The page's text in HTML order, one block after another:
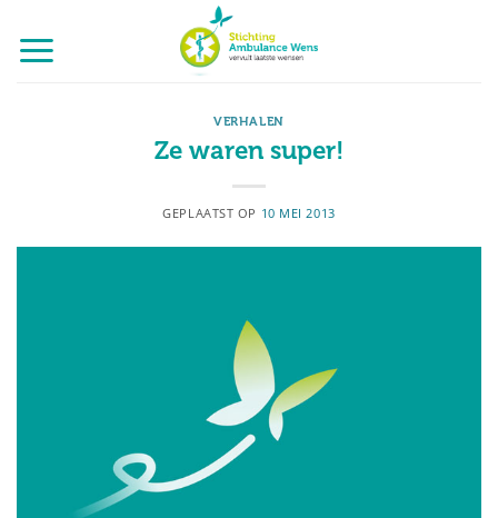
naar
inhoud
VERHALEN
Ze waren super!
GEPLAATST OP 10 MEI 2013